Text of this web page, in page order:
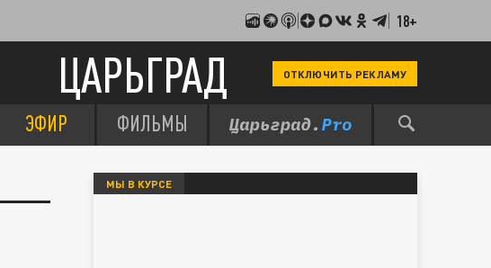
18+
ЦАРЬГРАД ОТКЛЮЧИТЬ РЕКЛАМУ
ЭФИР ФИЛЬМЫ
МЫ В КУРСЕ